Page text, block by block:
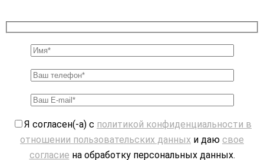
Я согласен(-а) с политикой конфиденциальности в
отношении пользовательских данных и даю свое
согласие на обработку персональных данных.